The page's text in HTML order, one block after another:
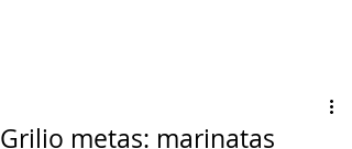
Grilio metas: marinatas